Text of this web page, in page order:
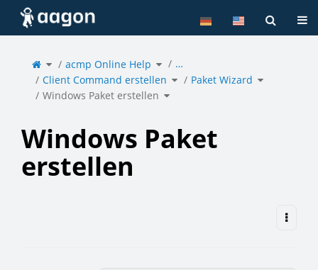
Home
Toggle
the
parent
tree
of
Windows
Paket
erstellen.
acmp Online Help Toggle
the
hierarchy
tree
under
acmp
Online
Help.
…
Client Command erstellen Toggle
the
hierarchy
tree
Paket Wizard Toggle
the
hierarchy
tree
Windows Paket erstellen Toggle
the
hierarchy
tree
Windows Paket
erstellen